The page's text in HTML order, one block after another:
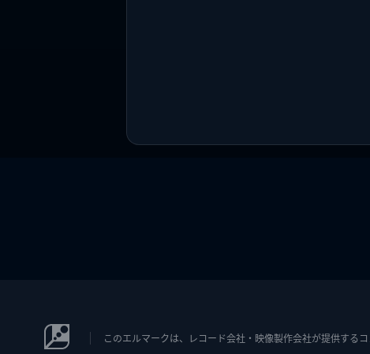
このエルマークは、レコード会社・映像製作会社が提供する